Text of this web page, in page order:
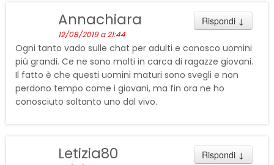
Rispondi ↓
Annachiara
12/08/2019 a 21:44
Ogni tanto vado sulle chat per adulti e conosco uomini
più grandi. Ce ne sono molti in carca di ragazze giovani.
Il fatto è che questi uomini maturi sono svegli e non
perdono tempo come i giovani, ma fin ora ne ho
conosciuto soltanto uno dal vivo.
Rispondi ↓
Letizia80